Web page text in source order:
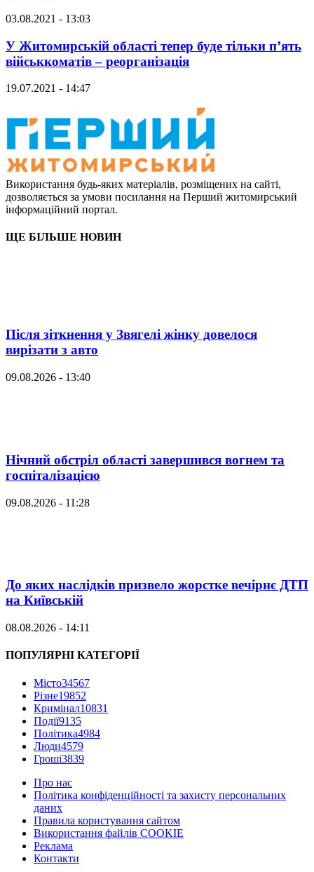
03.08.2021 - 13:03
У Житомирській області тепер буде тільки п’ять
військкоматів – реорганізація
19.07.2021 - 14:47
Використання будь-яких матеріалів, розміщених на сайті,
дозволяється за умови посилання на Перший житомирський
інформаційний портал.
ЩЕ БІЛЬШЕ НОВИН
Після зіткнення у Звягелі жінку довелося
вирізати з авто
09.08.2026 - 13:40
Нічний обстріл області завершився вогнем та
госпіталізацією
09.08.2026 - 11:28
До яких наслідків призвело жорстке вечірнє ДТП
на Київській
08.08.2026 - 14:11
ПОПУЛЯРНІ КАТЕГОРІЇ
Місто34567
Різне19852
Кримінал10831
Події9135
Політика4984
Люди4579
Гроші3839
Про нас
Політика конфіденційності та захисту персональних
даних
Правила користування сайтом
Використання файлів COOKIE
Реклама
Контакти